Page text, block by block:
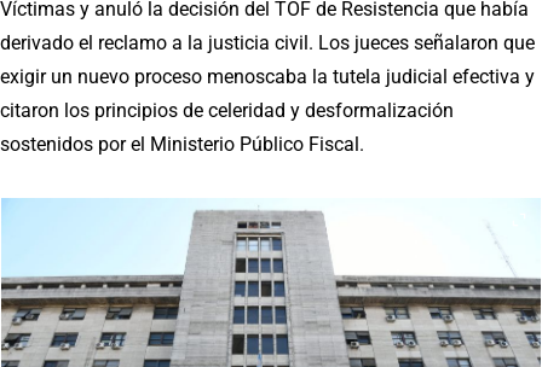
Víctimas y anuló la decisión del TOF de Resistencia que había
derivado el reclamo a la justicia civil. Los jueces señalaron que
exigir un nuevo proceso menoscaba la tutela judicial efectiva y
citaron los principios de celeridad y desformalización
sostenidos por el Ministerio Público Fiscal.